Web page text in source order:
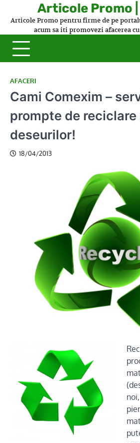
Articole Promo
Articole Promo pentru firme de pe
acum sa iti promovezi afacerea
AFACERI
Cami Comexim –
prompte de reciclare
deseurilor!
18/04/2013